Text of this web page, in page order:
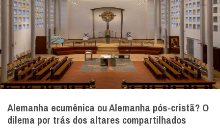
Alemanha ecumênica ou Alemanha pós-cristã? O
dilema por trás dos altares compartilhados